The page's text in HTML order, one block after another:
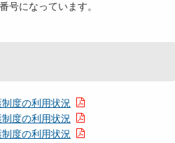
号になっています。
度の利用状況
度の利用状況
度の利用状況